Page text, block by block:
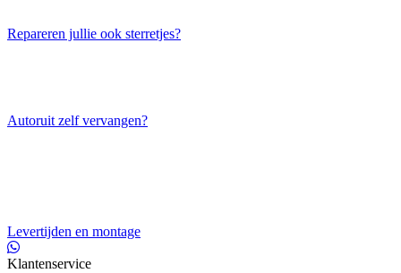
Repareren jullie ook sterretjes?
Autoruit zelf vervangen?
Levertijden en montage
Klantenservice